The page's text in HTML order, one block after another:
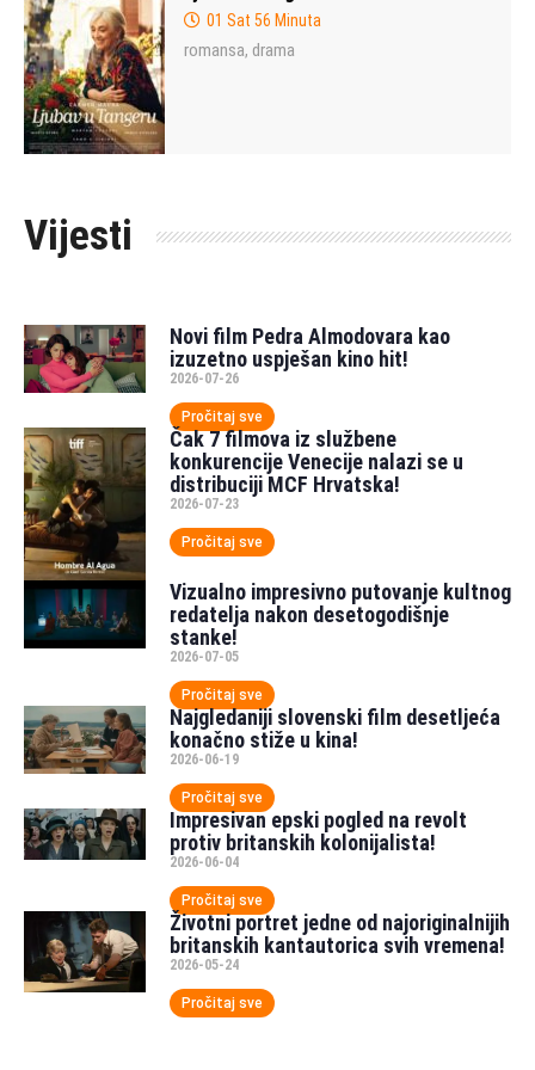
01 Sat 56 Minuta
romansa, drama
Vijesti
Novi film Pedra Almodovara kao
izuzetno uspješan kino hit!
2026-07-26
Pročitaj sve
Čak 7 filmova iz službene
konkurencije Venecije nalazi se u
distribuciji MCF Hrvatska!
2026-07-23
Pročitaj sve
Vizualno impresivno putovanje kultnog
redatelja nakon desetogodišnje
stanke!
2026-07-05
Pročitaj sve
Najgledaniji slovenski film desetljeća
konačno stiže u kina!
2026-06-19
Pročitaj sve
Impresivan epski pogled na revolt
protiv britanskih kolonijalista!
2026-06-04
Pročitaj sve
Životni portret jedne od najoriginalnijih
britanskih kantautorica svih vremena!
2026-05-24
Pročitaj sve